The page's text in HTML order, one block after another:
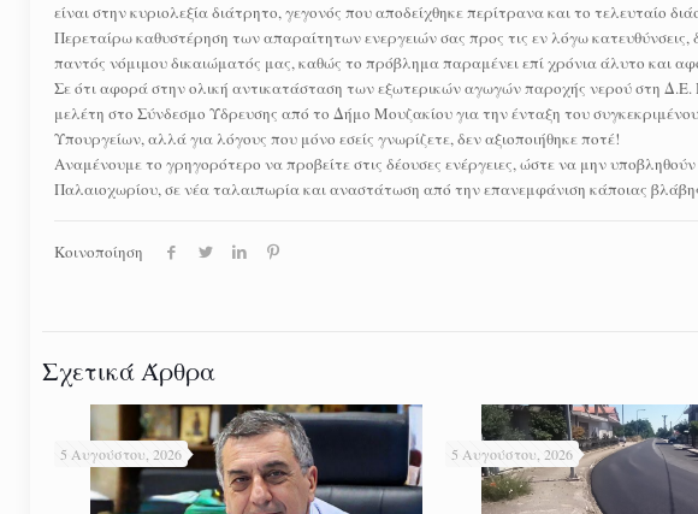
είναι στην κυριολεξία διάτρητο, γεγονός που αποδείχθηκε περίτρανα και το τελευταίο
Περεταίρω καθυστέρηση των απαραίτητων ενεργειών σας προς τις εν λόγω κατευθύνσεις,
παντός νόμιμου δικαιώματός μας, καθώς το πρόβλημα παραμένει επί χρόνια άλυτο και
Σε ότι αφορά στην ολική αντικατάσταση των εξωτερικών αγωγών παροχής νερού στη Δ.Ε.
μελέτη στο Σύνδεσμο Ύδρευσης από το Δήμο Μουζακίου για την ένταξη του
Υπουργείων, αλλά για λόγους που μόνο εσείς γνωρίζετε, δεν αξιοποιήθηκε ποτέ!
Αναμένουμε το γρηγορότερο να προβείτε στις δέουσες ενέργειες, ώστε να μην
Παλαιοχωρίου, σε νέα ταλαιπωρία και αναστάτωση από την επανεμφάνιση κάποιας
Κοινοποίηση
Σχετικά Άρθρα
5 Αυγούστου, 2026 5 Αυγούστου, 2026